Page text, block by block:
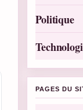
Politique
PAGES DU